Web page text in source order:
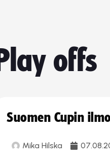
Play offs
Suomen Cupin
Mika Hilska